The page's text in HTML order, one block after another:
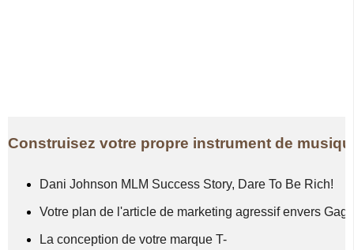
Construisez votre propre instrument de
Dani Johnson MLM Success Story, Dare To Be Rich!
Votre plan de l'article de marketing agressif envers
La conception de votre marque T-